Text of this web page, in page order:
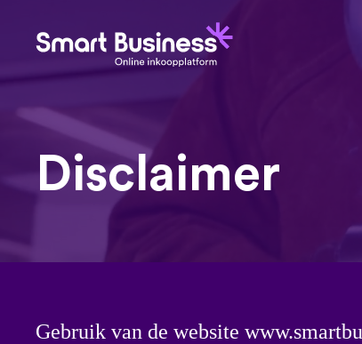
Disclaimer
Gebruik van de website